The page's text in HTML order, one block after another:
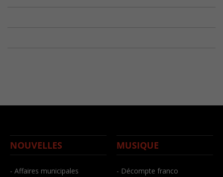
NOUVELLES
- Affaires municipales
MUSIQUE
- Décompte franco